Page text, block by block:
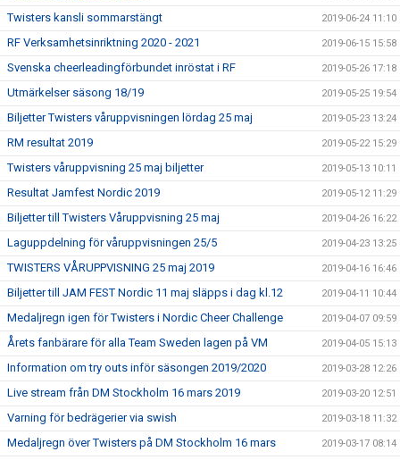
Twisters kansli sommarstängt 2019-06-24 11:10
RF Verksamhetsinriktning 2020 - 2021 2019-06-15 15:58
Svenska cheerleadingförbundet inröstat i RF 2019-05-26 17:18
Utmärkelser säsong 18/19 2019-05-25 19:54
Biljetter Twisters våruppvisningen lördag 25 maj 2019-05-23 13:24
RM resultat 2019 2019-05-22 15:29
Twisters våruppvisning 25 maj biljetter 2019-05-13 10:11
Resultat Jamfest Nordic 2019 2019-05-12 11:29
Biljetter till Twisters Våruppvisning 25 maj 2019-04-26 16:22
Laguppdelning för våruppvisningen 25/5 2019-04-23 13:25
TWISTERS VÅRUPPVISNING 25 maj 2019 2019-04-16 16:46
Biljetter till JAM FEST Nordic 11 maj släpps i dag kl.12 2019-04-11 10:44
Medaljregn igen för Twisters i Nordic Cheer Challenge 2019-04-07 09:59
Årets fanbärare för alla Team Sweden lagen på VM 2019-04-05 15:13
Information om try outs inför säsongen 2019/2020 2019-03-28 12:26
Live stream från DM Stockholm 16 mars 2019 2019-03-20 12:51
Varning för bedrägerier via swish 2019-03-18 11:32
Medaljregn över Twisters på DM Stockholm 16 mars 2019-03-17 08:14